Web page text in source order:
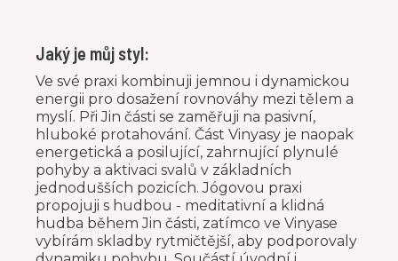
Jaký je můj styl:
Ve své praxi kombinuji jemnou i dynamickou
energii pro dosažení rovnováhy mezi tělem a
myslí. Při Jin části se zaměřuji na pasivní,
hluboké protahování. Část Vinyasy je naopak
energetická a posilující, zahrnující plynulé
pohyby a aktivaci svalů v základních
jednodušších pozicích. Jógovou praxi
propojuji s hudbou - meditativní a klidná
hudba během Jin části, zatímco ve Vinyase
vybírám skladby rytmičtější, aby podporovaly